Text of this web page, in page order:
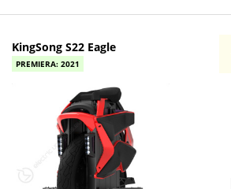
KingSong S22 Eagle
PREMIERA: 2021